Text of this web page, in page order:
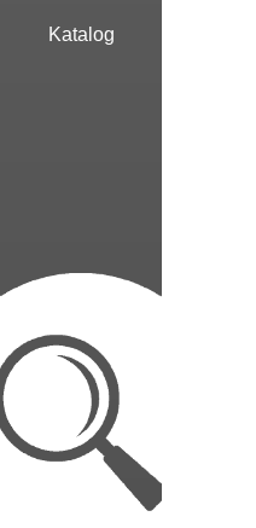
Katalog